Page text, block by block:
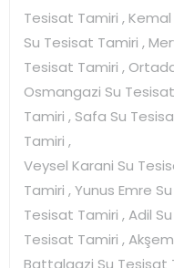
Tesisat Tamiri ,
Su Tesisat Tamiri ,
Tesisat Tamiri ,
Osmangazi Su
Tamiri , Safa Su
Tamiri ,
Veysel Karani Su
Tamiri , Yunus Emre
Tesisat Tamiri , Adil
Tesisat Tamiri ,
Battalgazi Su Tesisat